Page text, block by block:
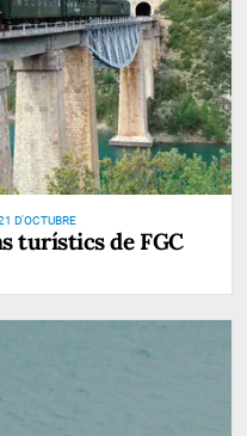
D'OCTUBRE
turístics de FGC